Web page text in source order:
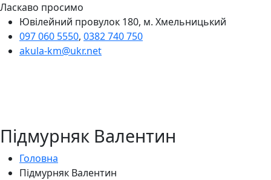
Ласкаво просимо
Ювілейний провулок 180, м. Хмельницький
097 060 5550, 0382 740 750
akula-km@ukr.net
Підмурняк Валентин
Головна
Підмурняк Валентин